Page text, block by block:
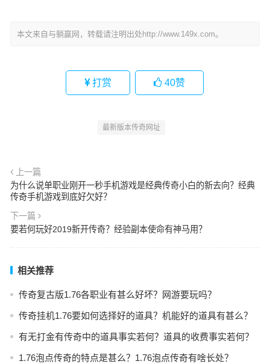
本文来自与躺赢网，转载请注明出处http://www.149x.com。
打赏 40赞
最新版本传奇网址
上一篇
为什么说单职业刚开一秒手机游戏是经典传奇小白的新去向？经典
传奇手机游戏到底好欠好？
下一篇
要若何玩好2019新开传奇？经验副本使命有神马用？
相关推荐
传奇复古版1.76各职业有甚么好坏？网游要玩吗？
传奇挂机1.76要如何选择好的道具？机能好的道具有甚么？
有无打金有传奇中的道具事实若何？道具的收费事实若何？
1.76泡点传奇的特点是甚么？1.76泡点传奇有啥长处？